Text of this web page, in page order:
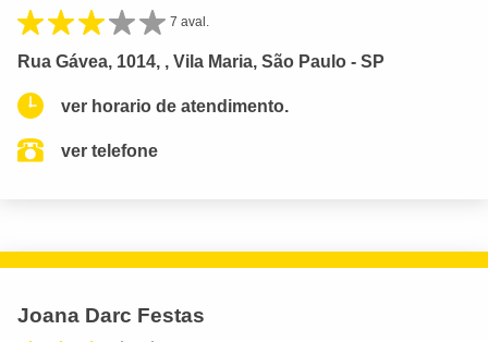
7 aval.
Rua Gávea, 1014, , Vila Maria, São Paulo - SP
ver horario de atendimento.
ver telefone
Joana Darc Festas